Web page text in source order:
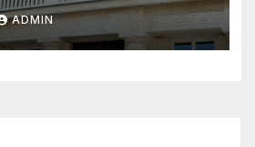
обсъждане
ADMIN